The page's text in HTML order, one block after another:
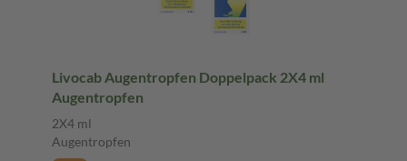
Livocab Augentropfen Doppelpack 2X4 ml
Augentropfen
2X4 ml
Augentropfen